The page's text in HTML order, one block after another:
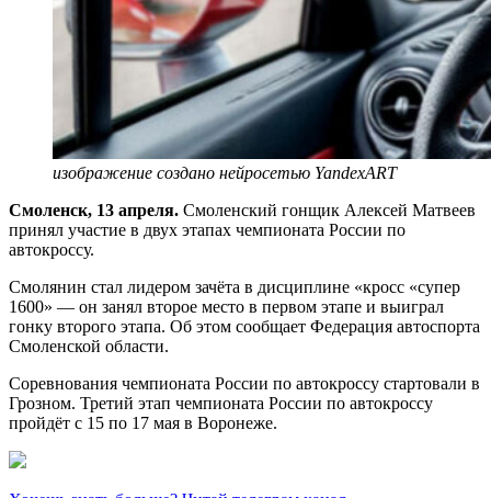
изображение создано нейросетью YandexART
Смоленск, 13 апреля. Смоленский гонщик Алексей Матвеев
принял участие в двух этапах чемпионата России по
автокроссу.
Смолянин стал лидером зачёта в дисциплине «кросс «супер
1600» — он занял второе место в первом этапе и выиграл
гонку второго этапа. Об этом сообщает Федерация автоспорта
Смоленской области.
Соревнования чемпионата России по автокроссу стартовали в
Грозном. Третий этап чемпионата России по автокроссу
пройдёт с 15 по 17 мая в Воронеже.